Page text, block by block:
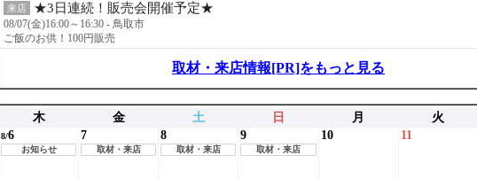
来店 ★3日連続！販売会開催予定★
08/07(金)16:00～16:30 - 鳥取市
ご飯のお供！100円販売
取材・来店情報[PR]をもっと見る
木 金 土 日 月 火
8/6
お知らせ
7
取材・来店
8
取材・来店
9
取材・来店
10 11